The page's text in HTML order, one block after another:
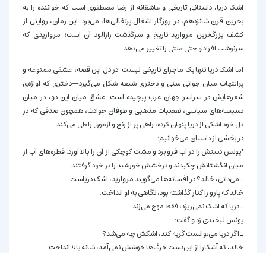
اشک دریا، داستانی تاریخی و عاشقانه از رضا مصطفوی است که خواننده را به
بحرین قرن شانزدهم، در روزگار اشغال پرتغالی‌ها، می‌برد. این رمان، روایتی از
کشف بزرگ‌ترین مروارید تاریخ و سرگذشت رازآلود آن است؛ مرواریدی که
سرنوشت افراد و حتی ملتی را تغییر می‌دهد.
اما اشک دریا تنها یک ماجرای تاریخی نیست. در دل این قصه، عشقی ممنوعه و
پرالتهاب میان جوانی سنی و دختری شیعه شکل می‌گیرد—دختری که آوازه‌ی
شعرهایش در سراسر جهان عرب پیچیده است. عشق میان این دو، در میان
دسیسه‌های سیاسی، تعصبات مذهبی و طوفان حوادث، همچون صدفی که در
دل خود اشکی از دریا پنهان کرده، راهی پر از رنج و آزمون را طی می‌کند.
در بخشی از داستان می‌خوانیم:
"یونس دستش را در آب فرو برد و مشت کوچکی از آن را بالا آورد. قطره‌های آب از
میان انگشتانش چکیدند و درخشش خورشید را در خود گرفتند.
ـ می‌دانی، خالد؟ در افسانه‌ها می‌گویند مروارید، اشک دریاست.
خالد که پارو را کنار گذاشته بود، نگاهی به او انداخت.
ـ دریا که اشک نمی‌ریزد، فقط موج می‌زند.
یونس لبخندی زد و گفت:
ـ اگر دریا می‌توانست گریه کند، اشکش چه می‌شد؟
خالد، که آشکارا از این‌دست حرف‌ها خوشش نمی‌آمد، شانه بالا انداخت.